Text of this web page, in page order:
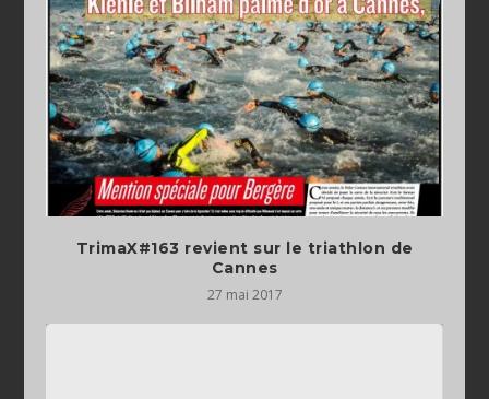
TrimaX#163 revient sur le triathlon de
Cannes
27 mai 2017